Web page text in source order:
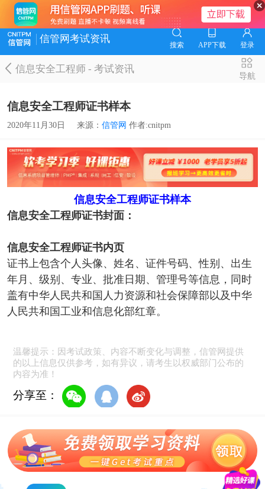
信管网考试资讯
搜索 APP下载 登录
信息安全工程师-考试资讯
导航
信息安全工程师证书样本
2020年11月30日 来源： 信管网 作者:cnitpm
信息安全工程师证书样本
信息安全工程师证书封面：
信息安全工程师证书内页
证书上包含个人头像、姓名、证件号码、性别、出生
年月、级别、专业、批准日期、管理号等信息，同时
盖有中华人民共和国人力资源和社会保障部以及中华
人民共和国工业和信息化部红章。
温馨提示：因考试政策、内容不断变化与调整，信管网提供
的以上信息仅供参考，如有异议，请考生以权威部门公布的
内容为准！
分享至：